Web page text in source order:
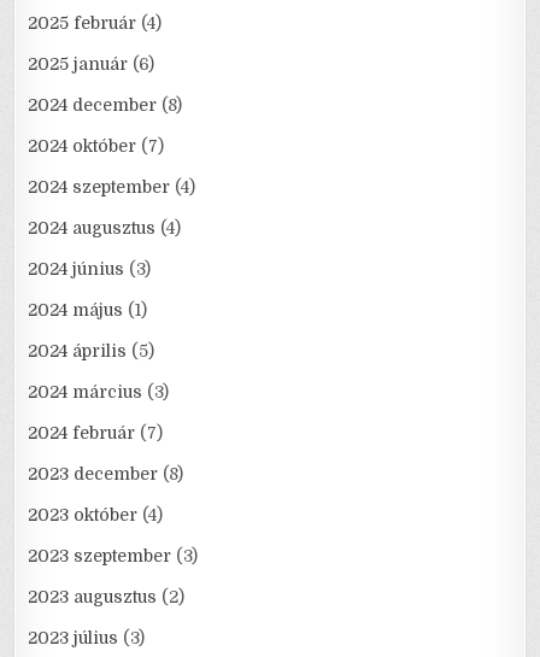
2025 február (4)
2025 január (6)
2024 december (8)
2024 október (7)
2024 szeptember (4)
2024 augusztus (4)
2024 június (3)
2024 május (1)
2024 április (5)
2024 március (3)
2024 február (7)
2023 december (8)
2023 október (4)
2023 szeptember (3)
2023 augusztus (2)
2023 július (3)